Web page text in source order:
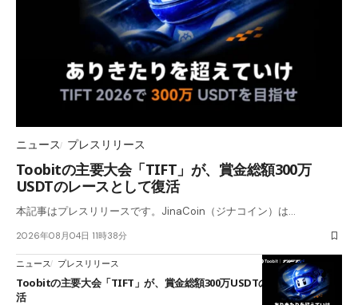
ニュース プレスリリース
Toobitの主要大会「TIFT」が、賞金総額300万
USDTのレースとして復活
本記事はプレスリリースです。JinaCoin（ジナコイン）は…
2026年08月04日 11時38分
ニュース プレスリリース
Toobitの主要大会「TIFT」が、賞金総額300万USDTのレースとして復
活